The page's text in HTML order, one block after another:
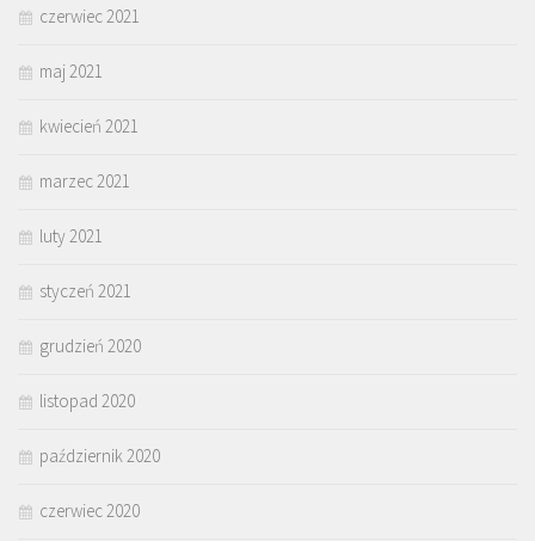
czerwiec 2021
maj 2021
kwiecień 2021
marzec 2021
luty 2021
styczeń 2021
grudzień 2020
listopad 2020
październik 2020
czerwiec 2020